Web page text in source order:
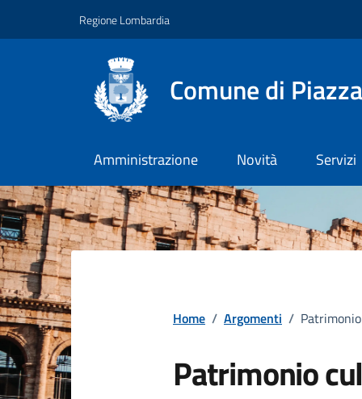
Regione Lombardia
Comune di
Amministrazione Novità Servizi
Home / Argomenti /
Patrimonio